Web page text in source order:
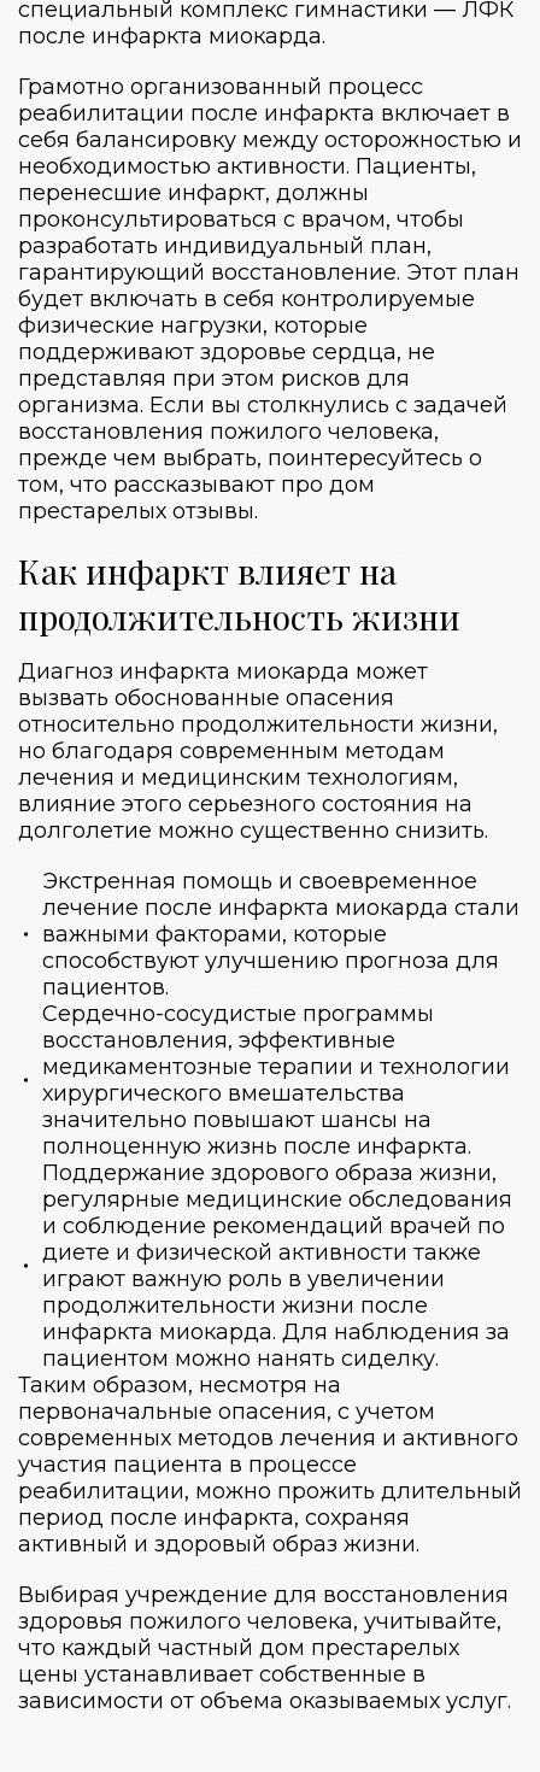
специальный комплекс гимнастики — ЛФК
после инфаркта миокарда.
Грамотно организованный процесс
реабилитации после инфаркта включает в
себя балансировку между осторожностью и
необходимостью активности. Пациенты,
перенесшие инфаркт, должны
проконсультироваться с врачом, чтобы
разработать индивидуальный план,
гарантирующий восстановление. Этот план
будет включать в себя контролируемые
физические нагрузки, которые
поддерживают здоровье сердца, не
представляя при этом рисков для
организма. Если вы столкнулись с задачей
восстановления пожилого человека,
прежде чем выбрать, поинтересуйтесь о
том, что рассказывают про дом
престарелых отзывы.
Как инфаркт влияет на
продолжительность жизни
Диагноз инфаркта миокарда может
вызвать обоснованные опасения
относительно продолжительности жизни,
но благодаря современным методам
лечения и медицинским технологиям,
влияние этого серьезного состояния на
долголетие можно существенно снизить.
Экстренная помощь и своевременное
лечение после инфаркта миокарда стали
важными факторами, которые
способствуют улучшению прогноза для
пациентов.
Сердечно-сосудистые программы
восстановления, эффективные
медикаментозные терапии и технологии
хирургического вмешательства
значительно повышают шансы на
полноценную жизнь после инфаркта.
Поддержание здорового образа жизни,
регулярные медицинские обследования
и соблюдение рекомендаций врачей по
диете и физической активности также
играют важную роль в увеличении
продолжительности жизни после
инфаркта миокарда. Для наблюдения за
пациентом можно нанять сиделку.
Таким образом, несмотря на
первоначальные опасения, с учетом
современных методов лечения и активного
участия пациента в процессе
реабилитации, можно прожить длительный
период после инфаркта, сохраняя
активный и здоровый образ жизни.
Выбирая учреждение для восстановления
здоровья пожилого человека, учитывайте,
что каждый частный дом престарелых
цены устанавливает собственные в
зависимости от объема оказываемых услуг.